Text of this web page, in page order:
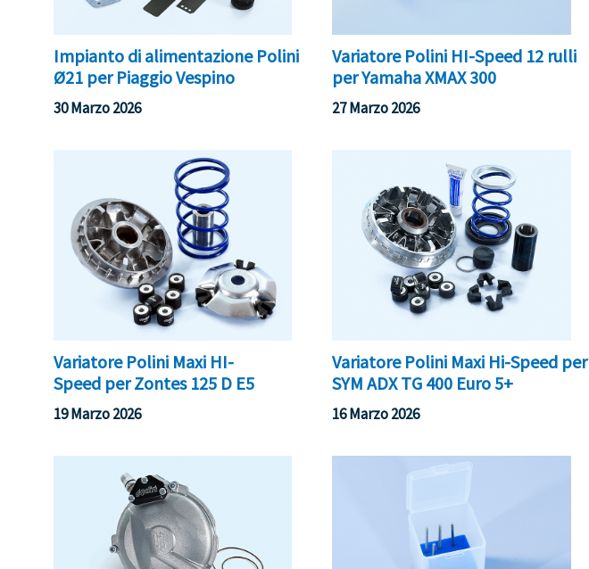
Impianto di alimentazione Polini
Ø21 per Piaggio Vespino
30 Marzo 2026
Variatore Polini HI-Speed 12 rulli
per Yamaha XMAX 300
27 Marzo 2026
Variatore Polini Maxi HI-
Speed per Zontes 125 D E5
19 Marzo 2026
Variatore Polini Maxi Hi-Speed per
SYM ADX TG 400 Euro 5+
16 Marzo 2026